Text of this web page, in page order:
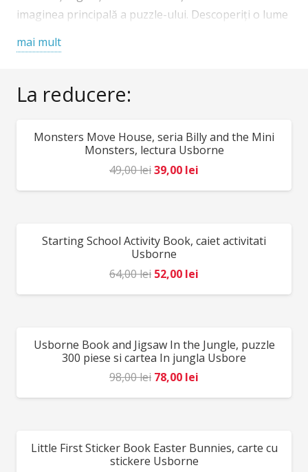
imaginea principală a puzzle-ului. Descoperiți o lume
surprize. Conține un poster de dimensiune completă
carton cu 200 de piese (61 x 38 cm), poster. Vârsta
carton certificat FSC®. Conform reglementărilor
EN71&ASTM. AVERTISMENT: Contraindicat copiilor
sub 3 ani! Poate conține piese mici, pericol de
sufocare. Se recomandă supravegherea copilului de
mai mult
La reducere:
REDUCERI!
Monsters Move House, seria Billy and the Mini
Monsters, lectura Usborne
49,00leiPrețul
inițial
49,00 lei.
39,00 lei
curent
REDUCERI!
Starting School Activity Book, caiet activitati
Usborne
64,00lei Prețul
inițial
64,00 lei.
52,00 lei
curent
REDUCERI!
Usborne Book and Jigsaw In the Jungle, puzzle
300 piese si cartea In jungla Usbore
98,00lei Prețul
inițial
98,00 lei.
78,00 lei
curent
REDUCERI!
Little First Sticker Book Easter Bunnies, carte cu
stickere Usborne